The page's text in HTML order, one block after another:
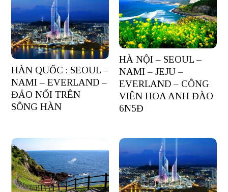
HÀN QUỐC : SEOUL –
NAMI – EVERLAND –
ĐẢO NỔI TRÊN
SÔNG HÀN
HÀ NỘI – SEOUL –
NAMI – JEJU –
EVERLAND – CÔNG
VIÊN HOA ANH ĐÀO
6N5Đ